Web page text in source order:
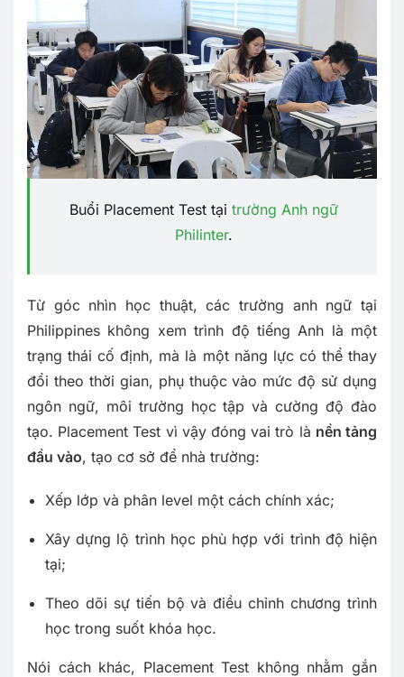
Buổi Placement Test tại trường Anh ngữ
Philinter.
Từ góc nhìn học thuật, các trường anh ngữ tại
Philippines không xem trình độ tiếng Anh là một
trạng thái cố định, mà là một năng lực có thể thay
đổi theo thời gian, phụ thuộc vào mức độ sử dụng
ngôn ngữ, môi trường học tập và cường độ đào
tạo. Placement Test vì vậy đóng vai trò là nền tảng
đầu vào, tạo cơ sở để nhà trường:
Xếp lớp và phân level một cách chính xác;
Xây dựng lộ trình học phù hợp với trình độ hiện
tại;
Theo dõi sự tiến bộ và điều chỉnh chương trình
học trong suốt khóa học.
Nói cách khác, Placement Test không nhằm gắn